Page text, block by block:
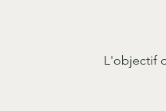
L'objectif